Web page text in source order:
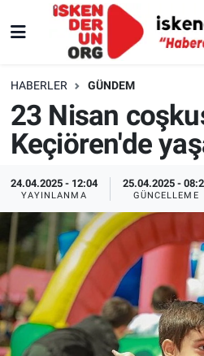
HABERLER GÜNDEM
23 Nisan
Keçiören'de
24.04.2025 - 12:04
YAYINLANMA
25.04.2025 -
GÜNCELLEME